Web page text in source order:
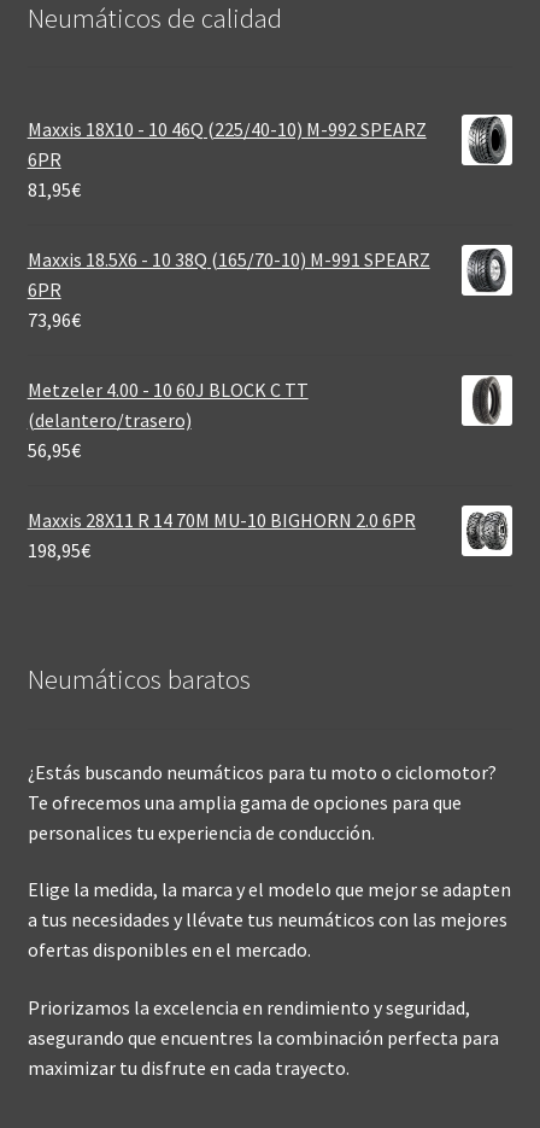
Neumáticos de calidad‎
Maxxis 18X10 - 10 46Q (225/40-10) M-992 SPEARZ
6PR
81,95€
Maxxis 18.5X6 - 10 38Q (165/70-10) M-991 SPEARZ
6PR
73,96€
Metzeler 4.00 - 10 60J BLOCK C TT
(delantero/trasero)
56,95€
Maxxis 28X11 R 14 70M MU-10 BIGHORN 2.0 6PR
198,95€
Neumáticos baratos
¿Estás buscando neumáticos para tu moto o ciclomotor?
Te ofrecemos una amplia gama de opciones para que
personalices tu experiencia de conducción.
Elige la medida, la marca y el modelo que mejor se adapten
a tus necesidades y llévate tus neumáticos con las mejores
ofertas disponibles en el mercado.
Priorizamos la excelencia en rendimiento y seguridad,
asegurando que encuentres la combinación perfecta para
maximizar tu disfrute en cada trayecto.